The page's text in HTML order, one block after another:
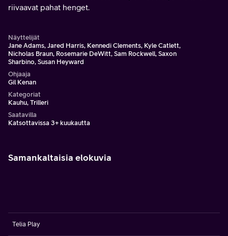
riivaavat pahat henget.
Näyttelijät
Jane Adams, Jared Harris, Kennedi Clements, Kyle Catlett,
Nicholas Braun, Rosemarie DeWitt, Sam Rockwell, Saxon
Sharbino, Susan Heyward
Ohjaaja
Gil Kenan
Kategoriat
Kauhu, Trilleri
Saatavilla
Katsottavissa 3+ kuukautta
Samankaltaisia elokuvia
Telia Play